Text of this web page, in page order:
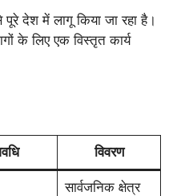
देश में लागू किया जा रहा है।
के लिए एक विस्तृत कार्य
विवरण
सार्वजनिक क्षेत्र